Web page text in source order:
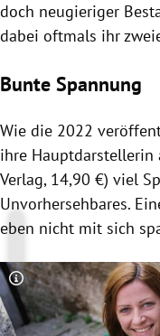
doch neugieriger
dabei oftmals ihr
Bunte Spannung
Wie die 2022
ihre Hauptdarstellerin
Verlag, 14,90 €) viel
Unvorhersehbares.
eben nicht mit sich
Copyright-Hinweis